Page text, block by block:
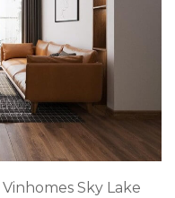
Vinhomes Sky Lake